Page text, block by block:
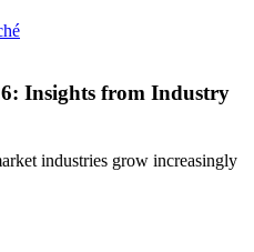
Insights from Industry
industries grow increasingly